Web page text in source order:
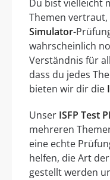
Du bist vielleicht
Themen
Simulator-
wahrscheinlich
Verständnis für
dass du jedes
bieten wir dir die
Unser ISFP Test
mehreren
eine echte
helfen, die Art
gestellt werden